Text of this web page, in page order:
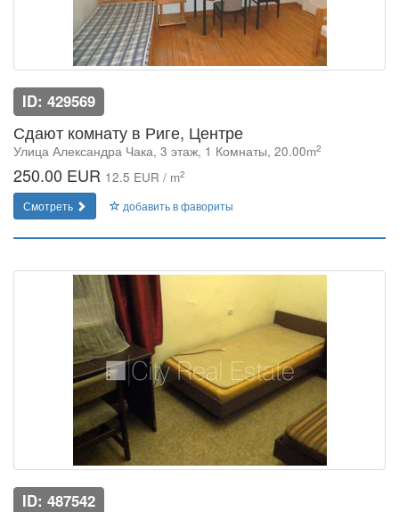
ID: 429569
Сдают комнату в Риге, Центре
Улица Александра Чака, 3 этаж, 1 Комнаты, 20.00m2
250.00 EUR 12.5 EUR / m2
Смотреть добавить в фавориты
ID: 487542